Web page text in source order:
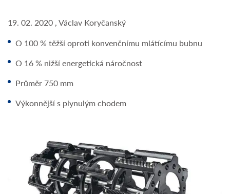
19. 02. 2020 , Václav Koryčanský
O 100 % těžší oproti konvenčnímu mlátícímu bubnu
O 16 % nižší energetická náročnost
Průměr 750 mm
Výkonnější s plynulým chodem